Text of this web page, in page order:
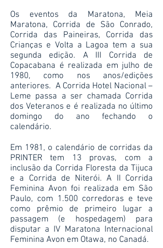
Os eventos da Maratona, Meia
Maratona, Corrida de São Conrado,
Corrida das Paineiras, Corrida das
Crianças e Volta a Lagoa tem a sua
segunda edição. A III Corrida de
Copacabana é realizada em julho de
1980, como nos anos/edições
anteriores. A Corrida Hotel Nacional –
Leme passa a ser chamada Corrida
dos Veteranos e é realizada no último
domingo do ano fechando o
calendário.
Em 1981, o calendário de corridas da
PRINTER tem 13 provas, com a
inclusão da Corrida Floresta da Tijuca
e a Corrida de Niterói. A II Corrida
Feminina Avon foi realizada em São
Paulo, com 1.500 corredoras e teve
como prêmio de primeiro lugar a
passagem (e hospedagem) para
disputar a IV Maratona Internacional
Feminina Avon em Otawa, no Canadá.